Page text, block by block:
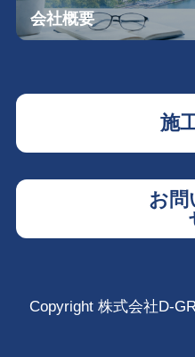
会社概要
施
お問
Copyright 株式会社D-